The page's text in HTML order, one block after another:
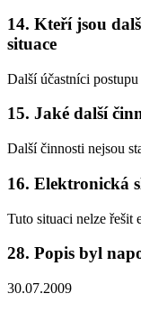
14. Kteří jsou
situace
Další účastníci
15. Jaké další
Další činnosti nejsou
16. Elektronická
Tuto situaci nelze řešit
28. Popis byl
30.07.2009